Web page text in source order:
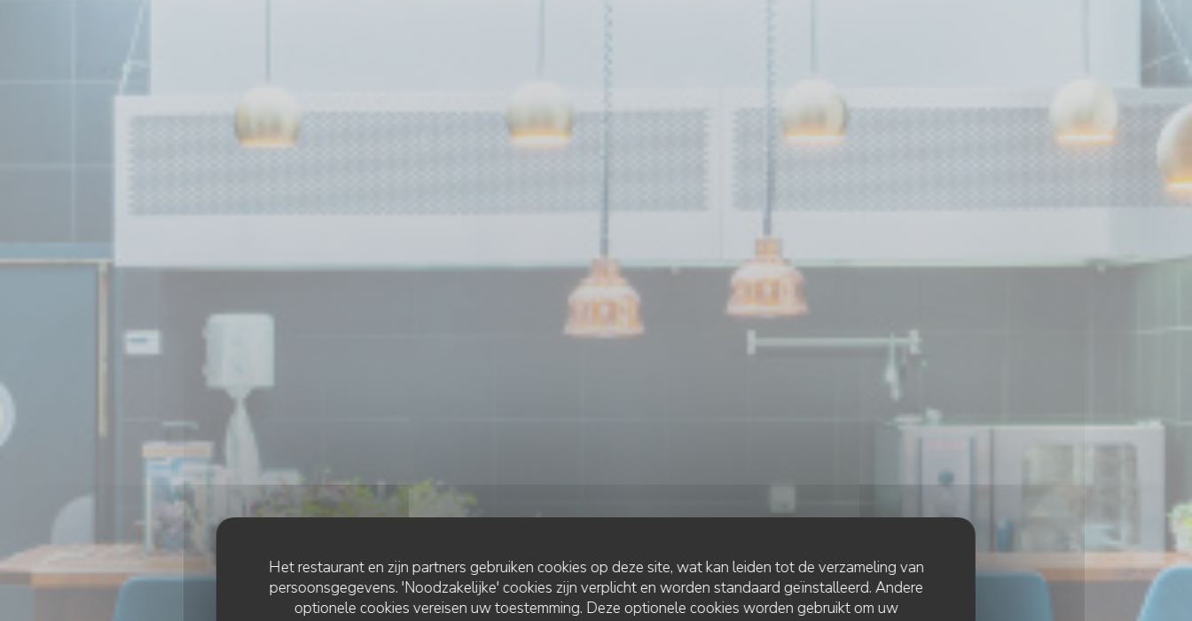
Het restaurant en zijn partners gebruiken cookies op deze site, wat kan leiden tot de verzameling van
persoonsgegevens. 'Noodzakelijke' cookies zijn verplicht en worden standaard geïnstalleerd. Andere
optionele cookies vereisen uw toestemming. Deze optionele cookies worden gebruikt om uw
GASTRONOMISCH RESTAURANT